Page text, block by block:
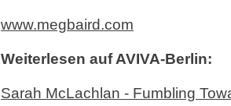
www.megbaird.com
Weiterlesen auf AVIVA-Berlin:
Sarah McLachlan - Fumbling